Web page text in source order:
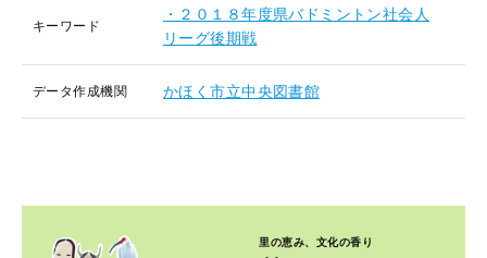
キーワード
・２０１８年度県バドミントン社会人
リーグ後期戦
データ作成機関 かほく市立中央図書館
里の恵み、文化の香り